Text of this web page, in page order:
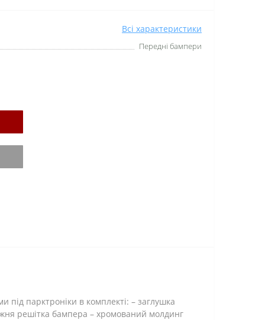
Всі характеристики
Передні бампери
парктроніки в комплекті: – заглушка
решітка бампера – хромований молдинг